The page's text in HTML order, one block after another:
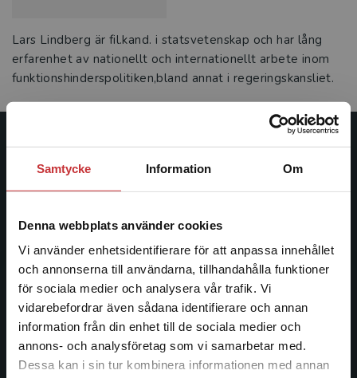
Samtycke Information Om
Denna webbplats använder cookies
Vi använder enhetsidentifierare för att anpassa innehållet
och annonserna till användarna, tillhandahålla funktioner
för sociala medier och analysera vår trafik. Vi
vidarebefordrar även sådana identifierare och annan
information från din enhet till de sociala medier och
annons- och analysföretag som vi samarbetar med.
Dessa kan i sin tur kombinera informationen med annan
Begränsad fraktregion
Lars Lindberg är fil.kand. i statsvetenskap och har lång
erfarenhet av nationellt och internationellt arbete inom
funktionshinderspolitiken,bland annat i regeringskansliet.
Studentlitteratur
Studentlitteratur grundades 1963 och är idag Sveriges
facklitteratur, utbildningar och digitala
informationstjänster i utbudet, finns Studentlitteratur med
längs hela kunskapsresan.
Kontakta oss
Kontakta oss